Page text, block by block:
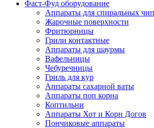
Фаст-Фуд оборудование
Аппараты для спиральных
Жарочные поверхности
Фритюрницы
Грили контактные
Аппараты для шаурмы
Вафельницы
Чебуречницы
Гриль для кур
Аппараты сахарной ваты
Аппараты поп корна
Коптильни
Аппараты Хот и Корн Догов
Пончиковые аппараты